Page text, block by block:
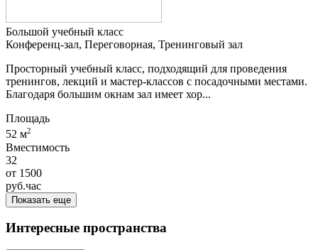
Большой учебный класс
Конференц-зал, Переговорная, Тренинговый зал
Просторный учебный класс, подходящий для проведения
тренингов, лекций и мастер-классов с посадочными местами.
Благодаря большим окнам зал имеет хор...
Площадь
52 м2
Вместимость
32
от 1500
руб.час
Показать еще
Интересные пространства